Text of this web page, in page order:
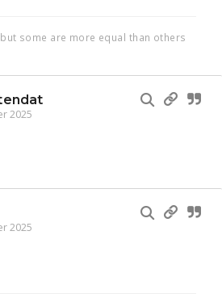
some are more equal than others
2025
2025